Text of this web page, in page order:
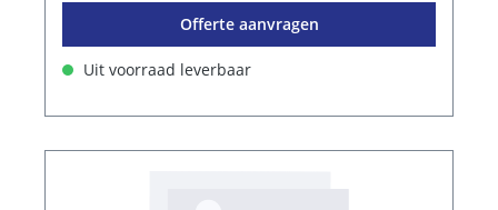
Offerte aanvragen
Uit voorraad leverbaar